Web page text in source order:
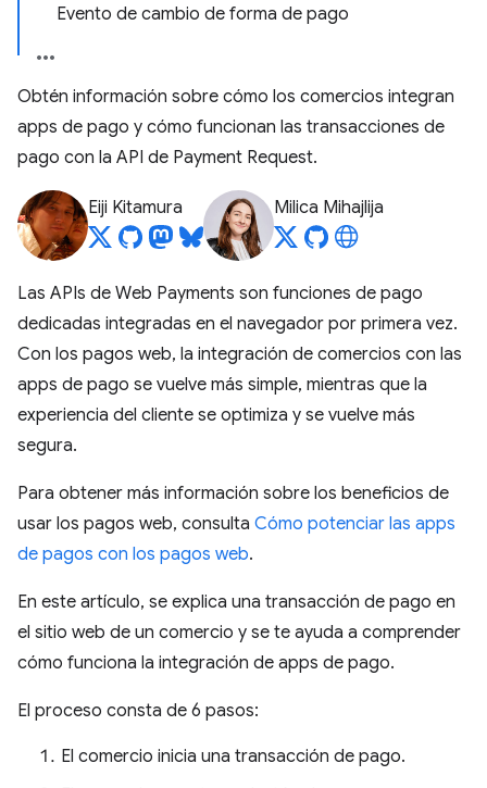
Evento de cambio de forma de pago
Obtén información sobre cómo los comercios integran
apps de pago y cómo funcionan las transacciones de
pago con la API de Payment Request.
Eiji Kitamura Milica Mihajlija
Las APIs de Web Payments son funciones de pago
dedicadas integradas en el navegador por primera vez.
Con los pagos web, la integración de comercios con las
apps de pago se vuelve más simple, mientras que la
experiencia del cliente se optimiza y se vuelve más
segura.
Para obtener más información sobre los beneficios de
usar los pagos web, consulta Cómo potenciar las apps
de pagos con los pagos web.
En este artículo, se explica una transacción de pago en
el sitio web de un comercio y se te ayuda a comprender
cómo funciona la integración de apps de pago.
El proceso consta de 6 pasos:
El comercio inicia una transacción de pago.